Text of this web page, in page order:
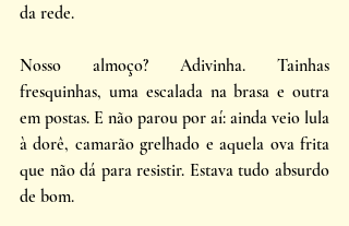
da rede.
Nosso almoço? Adivinha. Tainhas
fresquinhas, uma escalada na brasa e outra
em postas. E não parou por aí: ainda veio lula
à dorê, camarão grelhado e aquela ova frita
que não dá para resistir. Estava tudo absurdo
de bom.